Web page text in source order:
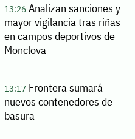
13:26Analizan sanciones y
mayor vigilancia tras riñas
en campos deportivos de
Monclova
13:17Frontera sumará
nuevos contenedores de
basura